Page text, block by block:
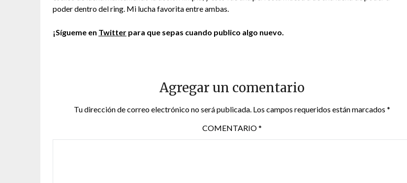
poder dentro del ring. Mi lucha favorita entre ambas.
¡Sígueme en Twitter para que sepas cuando publico algo nuevo.
Agregar un comentario
Tu dirección de correo electrónico no será publicada. Los campos requeridos están marcados *
COMENTARIO*